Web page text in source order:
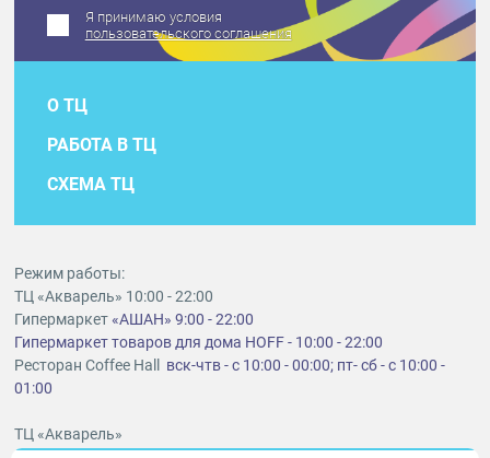
Я принимаю условия
пользовательского соглашения
О ТЦ
РАБОТА В ТЦ
СХЕМА ТЦ
Режим работы:
ТЦ «Акварель» 10:00 - 22:00
Гипермаркет«АШАН» 9:00 - 22:00
Гипермаркет товаров для дома HOFF - 10:00 - 22:00
Ресторан Coffee Hall вск-чтв - с 10:00 - 00:00; пт- сб - с 10:00 -
01:00
ТЦ «Акварель»